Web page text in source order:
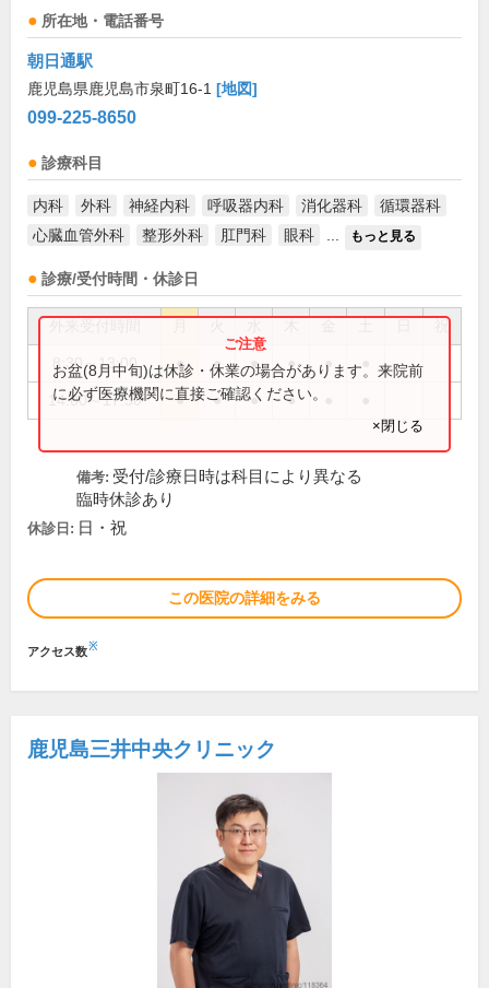
所在地・電話番号
朝日通駅
鹿児島県鹿児島市泉町16-1 [地図]
099-225-8650
診療科目
内科 外科 神経内科 呼吸器内科 消化器科
循環器科
心臓血管外科
整形外科 肛門科 眼科 もっと見る
診療/受付時間・休診日
祝
8:30～13:00 ● ● ● ● ●
14:00～17:30 ● ● ● ●
お盆(8月中旬)は休診・休業の場合があります。来院前
に必ず医療機関に直接ご確認ください。
×閉じる
備考: 受付/診療日時は科目により異なる
臨時休診あり
休診日: 日・祝
この医院の詳細をみる
アクセス数※
鹿児島三井中央クリニック